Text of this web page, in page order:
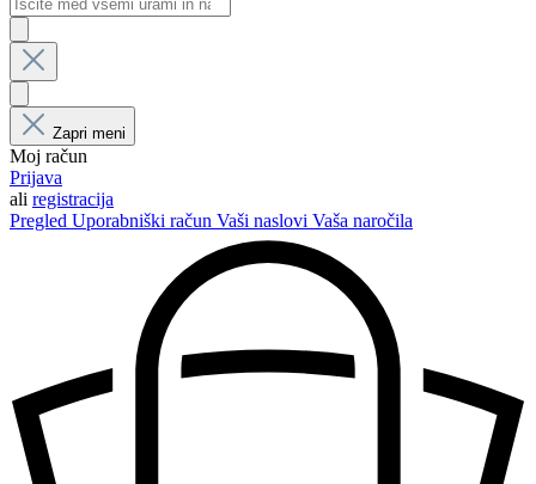
Zapri meni
Moj račun
Prijava
ali registracija
Pregled Uporabniški račun Vaši naslovi Vaša naročila